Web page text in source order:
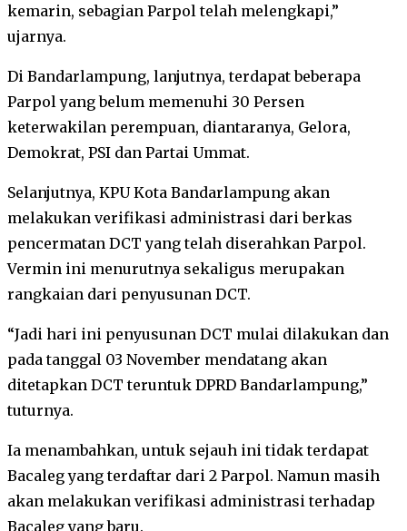
kemarin, sebagian Parpol telah melengkapi,”
ujarnya.
Di Bandarlampung, lanjutnya, terdapat beberapa
Parpol yang belum memenuhi 30 Persen
keterwakilan perempuan, diantaranya, Gelora,
Demokrat, PSI dan Partai Ummat.
Selanjutnya, KPU Kota Bandarlampung akan
melakukan verifikasi administrasi dari berkas
pencermatan DCT yang telah diserahkan Parpol.
Vermin ini menurutnya sekaligus merupakan
rangkaian dari penyusunan DCT.
“Jadi hari ini penyusunan DCT mulai dilakukan dan
pada tanggal 03 November mendatang akan
ditetapkan DCT teruntuk DPRD Bandarlampung,”
tuturnya.
Ia menambahkan, untuk sejauh ini tidak terdapat
Bacaleg yang terdaftar dari 2 Parpol. Namun masih
akan melakukan verifikasi administrasi terhadap
Bacaleg yang baru.